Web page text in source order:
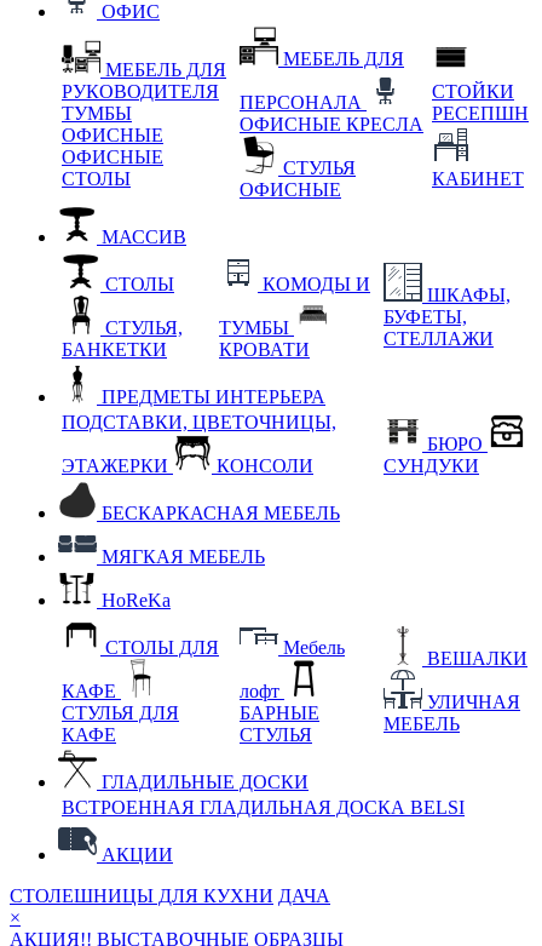
ОФИС
МЕБЕЛЬ ДЛЯ
РУКОВОДИТЕЛЯ
ТУМБЫ
ОФИСНЫЕ
ОФИСНЫЕ
СТОЛЫ
МЕБЕЛЬ ДЛЯ
ПЕРСОНАЛА
ОФИСНЫЕ КРЕСЛА
СТУЛЬЯ
ОФИСНЫЕ
СТОЙКИ
РЕСЕПШН
КАБИНЕТ
МАССИВ
СТОЛЫ
СТУЛЬЯ,
БАНКЕТКИ
КОМОДЫ И
ТУМБЫ
КРОВАТИ
ШКАФЫ,
БУФЕТЫ,
СТЕЛЛАЖИ
ПРЕДМЕТЫ ИНТЕРЬЕРА
ПОДСТАВКИ, ЦВЕТОЧНИЦЫ,
ЭТАЖЕРКИ КОНСОЛИ
БЮРО
СУНДУКИ
БЕСКАРКАСНАЯ МЕБЕЛЬ
МЯГКАЯ МЕБЕЛЬ
HoReKa
СТОЛЫ ДЛЯ
КАФЕ
СТУЛЬЯ ДЛЯ
КАФЕ
Мебель
лофт
БАРНЫЕ
СТУЛЬЯ
ВЕШАЛКИ
УЛИЧНАЯ
МЕБЕЛЬ
ГЛАДИЛЬНЫЕ ДОСКИ
ВСТРОЕННАЯ ГЛАДИЛЬНАЯ ДОСКА BELSI
АКЦИИ
СТОЛЕШНИЦЫ ДЛЯ КУХНИ ДАЧА
×
АКЦИЯ!! ВЫСТАВОЧНЫЕ ОБРАЗЦЫ